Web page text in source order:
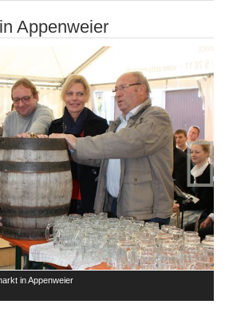
Appenweier
in Appenweier
